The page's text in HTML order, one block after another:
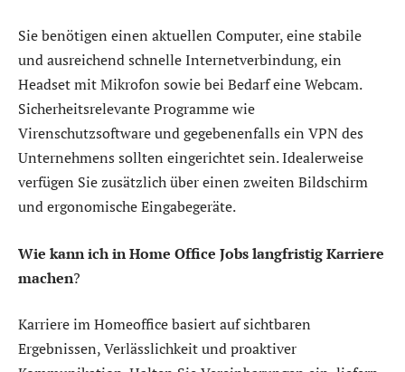
Sie benötigen einen aktuellen Computer, eine stabile
und ausreichend schnelle Internetverbindung, ein
Headset mit Mikrofon sowie bei Bedarf eine Webcam.
Sicherheitsrelevante Programme wie
Virenschutzsoftware und gegebenenfalls ein VPN des
Unternehmens sollten eingerichtet sein. Idealerweise
verfügen Sie zusätzlich über einen zweiten Bildschirm
und ergonomische Eingabegeräte.
Wie kann ich in Home Office Jobs langfristig Karriere
machen?
Karriere im Homeoffice basiert auf sichtbaren
Ergebnissen, Verlässlichkeit und proaktiver